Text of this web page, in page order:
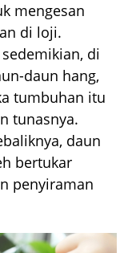
mengesan
di loji.
di
daun hang,
tumbuhan itu
tunasnya.
daun
bertukar
penyiraman